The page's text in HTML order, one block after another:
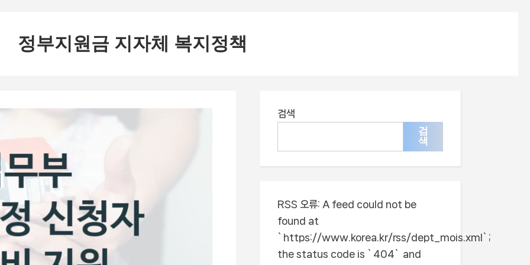
정부지원금 지자체 복지정책
검색
검
색
RSS 오류: A feed could not be
found at
`https://www.korea.kr/rss/dept_mois.xml`;
the status code is `404` and